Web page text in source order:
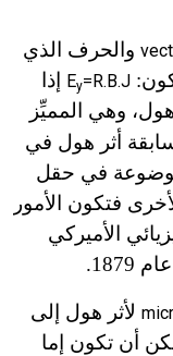
والحرف الذي
Ey=R.B.J
إذا
هول، وهي المميِّز
أثر هول في
في حقل
فتكون الأمور
الأميركي
عام 1879.
لأثر هول إلى
أن تكون إما